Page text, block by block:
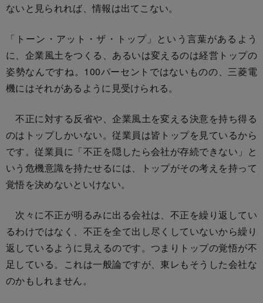
ないと見られれば、情報は出てこない。
「トーン・アット・ザ・トップ」という言葉があるよう
に、企業風土をつくる、あるいは変えるのは経営トップの
姿勢なんですね。100パーセントではないものの、三菱電
機にはそれがあるように見受けられる。
不正に対する反省や、企業風土を変える決意を持ち得る
のはトップしかいない。従業員は皆トップを見ているから
です。従業員に「不正を隠したら会社が存続できない」と
いう危機意識を持たせるには、トップがその考えを持って
覚悟を決めないといけない。
次々に不正が明るみに出る会社は、不正を繰り返してい
るわけではなく、不正を全て出し尽くしていないから繰り
返しているように見えるのです。つまりトップの覚悟が不
足している。これは一般論ですが、東レもそうした会社な
のかもしれません。